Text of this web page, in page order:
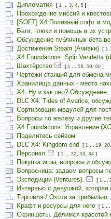
Дипломатия [ 1 3 4 5 ]
Прохождение миссий и
[SOFT] X4:Полезный софт и
Баги, глюки и помощь в их
Обсуждение публичных бета-
Достижения Steam (Ачивки) [ 1
X4 Foundations: Split Vendetta
Шахтёрство [ 1 58 59 60 ]
Чертежи станций для обмена
Хранилища данных - места
Х4. Ну и как оно? Обсуждение.
DLC X4: Tides of Avarice,
Сортировщик модулей для
Вопросы по железу и другие
X4 Foundations. Управление
Поделитесь сейвом
DLC X4: Kingdom end
[ 1 19 20
Персонал [ 1 32 33 34 ]
Покупка игры, вопросы и
Вопросница: задаем вопросы
Экспедиции (Ventures). [ 1
Интервью с девушкой,
Торговля / Охота за прибылью
Крафт и ресурсы для него [ 1
Скриншоты. Делимся красотой